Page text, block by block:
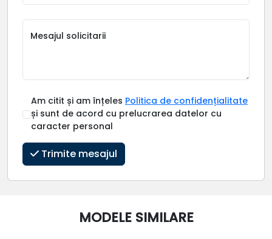
Mesajul solicitarii
Am citit și am înțeles Politica de confidențialitate
și sunt de acord cu prelucrarea datelor cu
caracter personal
Trimite mesajul
MODELE SIMILARE